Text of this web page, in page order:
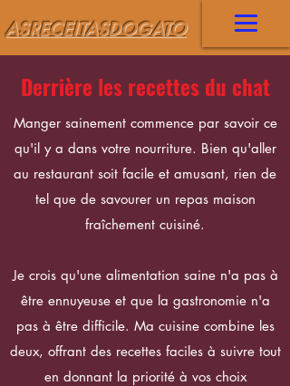
ASRECEITASDOGATO
Derrière les recettes du chat
Manger sainement commence par savoir ce
qu'il y a dans votre nourriture. Bien qu'aller
au restaurant soit facile et amusant, rien de
tel que de savourer un repas maison
fraîchement cuisiné.
Je crois qu'une alimentation saine n'a pas à
être ennuyeuse et que la gastronomie n'a
pas à être difficile. Ma cuisine combine les
deux, offrant des recettes faciles à suivre tout
en donnant la priorité à vos choix